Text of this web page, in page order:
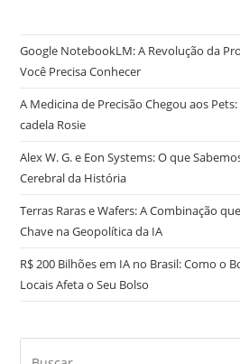
Google NotebookLM: A Revolução da
Você Precisa Conhecer
A Medicina de Precisão Chegou aos
cadela Rosie
Alex W. G. e Eon Systems: O que
Cerebral da História
Terras Raras e Wafers: A Combinação
Chave na Geopolítica da IA
R$ 200 Bilhões em IA no Brasil: Como o
Locais Afeta o Seu Bolso